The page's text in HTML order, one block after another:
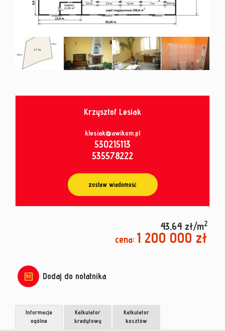
Krzysztof Lesiak
klesiak@awikom.pl
530215113
535578222
zostaw wiadomość
43,64 zł/m2
cena: 1 200 000 zł
Dodaj do notatnika
Informacje
ogólne
Kalkulator
kredytowy
Kalkulator
kosztów